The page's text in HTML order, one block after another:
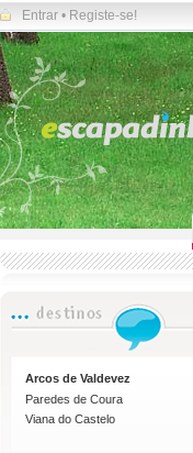
Entrar • Registe-se!
Arcos de Valdevez
Paredes de Coura
Viana do Castelo